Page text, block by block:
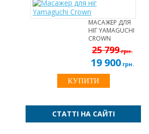
МАСАЖЕР ДЛЯ
НІГ YAMAGUCHI
CROWN
25 799грн.
19 900грн.
КУПИТИ
СТАТТІ НА САЙТІ